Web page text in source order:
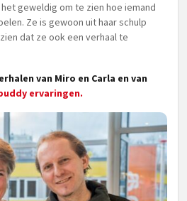
het geweldig om te zien hoe iemand
Ze is gewoon uit haar schulp
dat ze ook een verhaal te
van Miro en Carla en van
ervaringen.